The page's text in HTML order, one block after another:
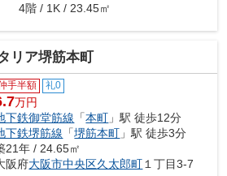
4階 / 1K / 23.45㎡
リア堺筋本町
手半額 礼0
万円
下鉄御堂筋線 「本町 」駅 徒歩12分
下鉄堺筋線 「堺筋本町 」駅 徒歩3分
21年 / 24.65㎡
阪府大阪市中央区久太郎町 １丁目3-7